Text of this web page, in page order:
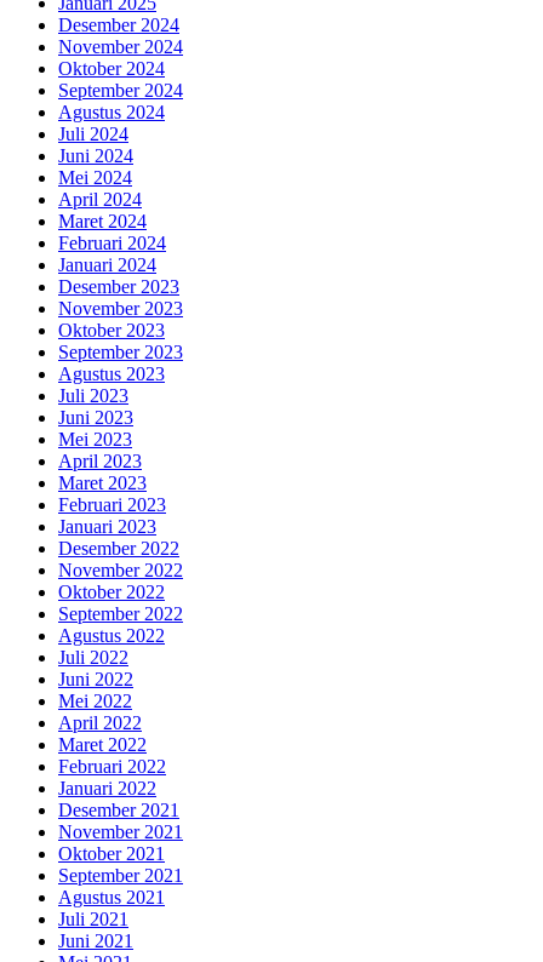
Desember 2024
November 2024
Oktober 2024
September 2024
Agustus 2024
Juli 2024
Juni 2024
Mei 2024
April 2024
Maret 2024
Februari 2024
Januari 2024
Desember 2023
November 2023
Oktober 2023
September 2023
Agustus 2023
Juli 2023
Juni 2023
Mei 2023
April 2023
Maret 2023
Februari 2023
Januari 2023
Desember 2022
November 2022
Oktober 2022
September 2022
Agustus 2022
Juli 2022
Juni 2022
Mei 2022
April 2022
Maret 2022
Februari 2022
Januari 2022
Desember 2021
November 2021
Oktober 2021
September 2021
Agustus 2021
Juli 2021
Juni 2021